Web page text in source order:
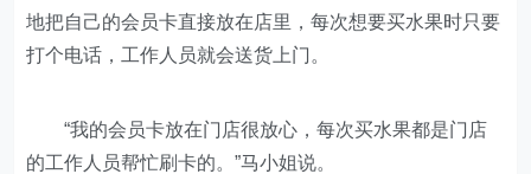
地把自己的会员卡直接放在店里，每次想要买水果时只要
打个电话，工作人员就会送货上门。
“我的会员卡放在门店很放心，每次买水果都是门店
的工作人员帮忙刷卡的。”马小姐说。